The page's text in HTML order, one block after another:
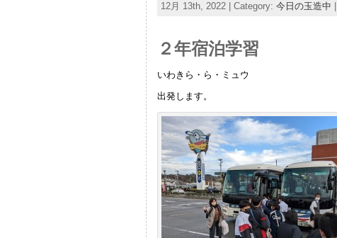
12月 13th, 2022 | Category: 今日の玉造中
２年宿泊学習
いわきら・ら・ミュウ
出発します。